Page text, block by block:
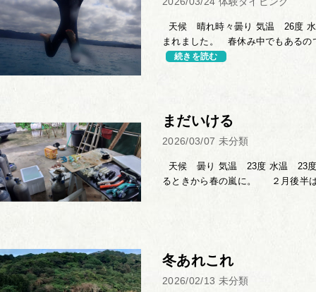
天候 晴れ時々曇り 気温 26度
まれました。 春休み中でもあるの
続きを読む
まだいける
2026/03/07 未分類
天候 曇り 気温 23度 水温 23度
るときから春の嵐に。 ２月後半
冬あれこれ
2026/02/13 未分類